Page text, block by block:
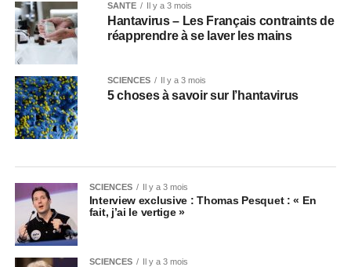
SANTÉ Il y a 3 mois
Hantavirus – Les Français contraints de
réapprendre à se laver les mains
SCIENCES Il y a 3 mois
5 choses à savoir sur l’hantavirus
SCIENCES Il y a 3 mois
Interview exclusive : Thomas Pesquet : « En
fait, j’ai le vertige »
SCIENCES Il y a 3 mois